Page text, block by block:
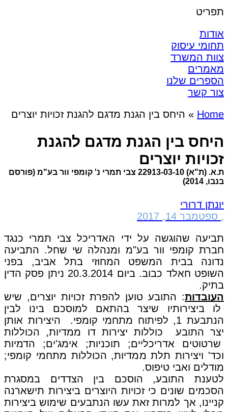
תפריט
אודות
תחומי עיסוק
צוות המשרד
מאמרים
הספרים שלנו
צור קשר
Home
» היחס בין הגנת מדגם להגנת זכויות יוצרים
היחס בין הגנת מדגם להגנת
זכויות יוצרים
ת.א. (ת"א) 22913-03-10 צבי תמרי נ' קומפי וור בע"מ (פורסם
בנבו, 2014)
יונתן דרורי
, ספטמבר 14, 2017
תביעה שהוגשה על ידי האדריכל צבי תמרי כנגד
חברת קומפי וור בע"מ ומנהלה שי שחל. התביעה
נדונה בבית המשפט המחוזי בתל אביב, בפני
השופט חאלד כבוב. ביום 20.3.2014 ניתן פסק הדין
בתיק.
העובדות: התובע טוען להפרת זכויות יוצרים, שיש
לו ביצירותיו שיצר בהתאם למוסכם בינו לבין
הנתבעת 1, לפיתוח מתחמי קומפי. היצירות אותן
יצר התובע כוללות יצירות דו ממדיות, הכוללות
שרטוטים אדריכליים; תוכניות; אימג'ים; הדמיות
וכד' ויצירות תלת ממדיות, הכוללות מתחמי קומפי;
מודלים ואבי טיפוס.
לטענת התובע, הוסכם בין הצדדים במסגרת
הסכמים שונים כי זכויות היוצרים ביצירות תישארנה
קניינו, אך למרות זאת עשו הנתבעים שימוש ביצירות